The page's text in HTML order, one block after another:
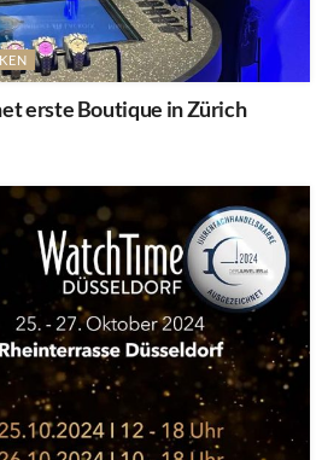
erste Boutique in Zürich